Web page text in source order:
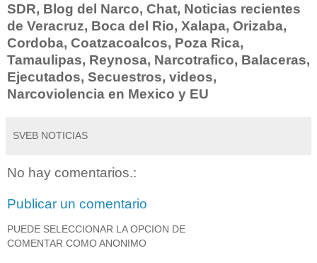
SDR, Blog del Narco, Chat, Noticias recientes
de Veracruz, Boca del Rio, Xalapa, Orizaba,
Cordoba, Coatzacoalcos, Poza Rica,
Tamaulipas, Reynosa, Narcotrafico, Balaceras,
Ejecutados, Secuestros, videos,
Narcoviolencia en Mexico y EU
SVEB NOTICIAS
No hay comentarios.:
Publicar un comentario
PUEDE SELECCIONAR LA OPCION DE
COMENTAR COMO ANONIMO